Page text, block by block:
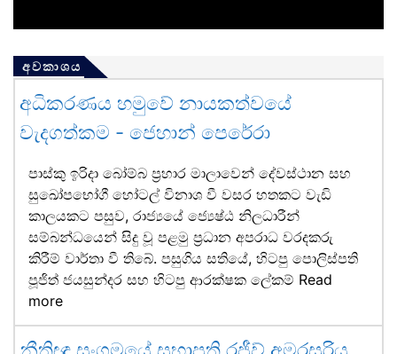
අවකාශය
අධිකරණය හමුවේ නායකත්වයේ
වැදගත්කම - ජෙහාන් පෙරේරා
පාස්කු ඉරිදා බෝම්බ ප්‍රහාර මාලාවෙන් දේවස්ථාන සහ
සුඛෝපභෝගී හෝටල් විනාශ වී වසර හතකට වැඩි
කාලයකට පසුව, රාජ්‍යයේ ජ්‍යෙෂ්ඨ නිලධාරීන්
සම්බන්ධයෙන් සිදු වූ පළමු ප්‍රධාන අපරාධ වරදකරු
කිරීම් වාර්තා වී තිබේ. පසුගිය සතියේ, හිටපු පොලිස්පති
පූජිත් ජයසුන්දර සහ හිටපු ආරක්ෂක ලේකම් Read
more
නීතිඥ සංගමයේ සභාපති රජීව් අමරසූරිය